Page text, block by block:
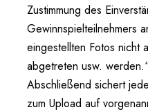
Zustimmung des
Gewinnspielteilnehmers
eingestellten Fotos nicht
abgetreten usw.
Abschließend sichert
zum Upload auf